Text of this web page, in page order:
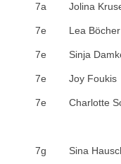
7a Jolina
7e Lea
7e Sinja
7e Joy Foukis
7e Charlotte
In den
7g Sina